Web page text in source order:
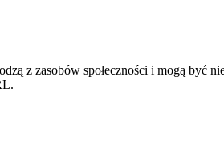
z zasobów społeczności i mogą być